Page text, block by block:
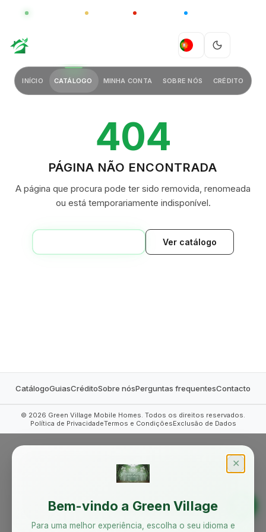
CHINA
PT
INÍCIO CATÁLOGO MINHA CONTA SOBRE NÓS CRÉDITO
404
PÁGINA NÃO ENCONTRADA
A página que procura pode ter sido removida, renomeada
ou está temporariamente indisponível.
Ver catálogo
CatálogoGuiasCréditoSobre nósPerguntas frequentesContacto
© 2026 Green Village Mobile Homes. Todos os direitos reservados.
Política de PrivacidadeTermos e CondiçõesExclusão de Dados
✕
Bem-vindo a Green Village
Para uma melhor experiência, escolha o seu idioma e